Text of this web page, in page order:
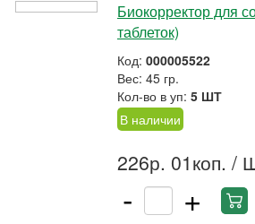
Биокорректор для
таблеток)
Код: 000005522
Вес: 45 гр.
Кол-во в уп: 5 ШТ
В наличии
226р. 01коп. /
- +